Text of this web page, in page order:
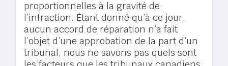
proportionnelles à la gravité de
l’infraction. Étant donné qu’à ce jour,
aucun accord de réparation n’a fait
l’objet d’une approbation de la part d’un
tribunal, nous ne savons pas quels sont